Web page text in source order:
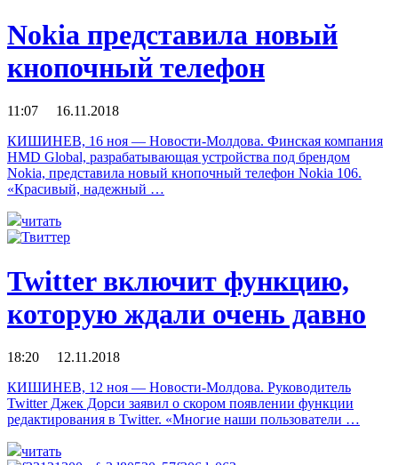
Nokia представила новый
кнопочный телефон
11:07 16.11.2018
КИШИНЕВ, 16 ноя — Новости-Молдова. Финская компания
HMD Global, разрабатывающая устройства под брендом
Nokia, представила новый кнопочный телефон Nokia 106.
«Красивый, надежный …
читать
Twitter включит функцию,
которую ждали очень давно
18:20 12.11.2018
КИШИНЕВ, 12 ноя — Новости-Молдова. Руководитель
Twitter Джек Дорси заявил о скором появлении функции
редактирования в Twitter. «Многие наши пользователи …
читать